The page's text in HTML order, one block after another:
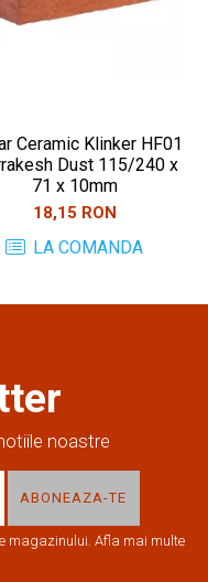
Ceramic Klinker HF01
Dust 115/240 x
71 x 10mm
18,15 RON
LA COMANDA
noastre
magazinului. Afla mai multe